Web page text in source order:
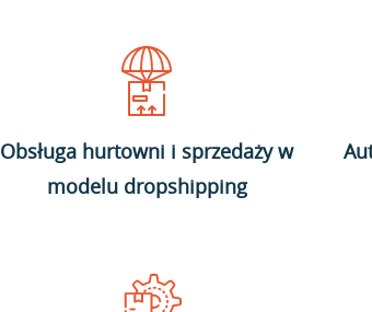
Obsługa hurtowni i sprzedaży w
modelu dropshipping